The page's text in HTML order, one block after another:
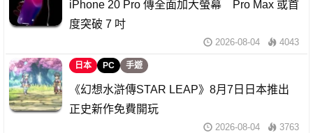
iPhone 20 Pro 傳全面加大螢幕 Pro Max 或首
度突破 7 吋
2026-08-04 4043
日本 PC 手遊
《幻想水滸傳STAR LEAP》8月7日日本推出
正史新作免費開玩
2026-08-04 3763